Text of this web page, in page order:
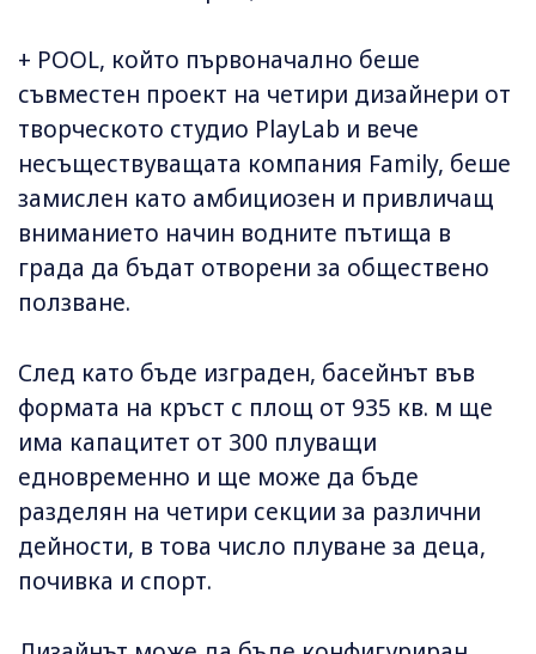
+ POOL, който първоначално беше
съвместен проект на четири дизайнери от
творческото студио PlayLab и вече
несъществуващата компания Family, беше
замислен като амбициозен и привличащ
вниманието начин водните пътища в
града да бъдат отворени за обществено
ползване.
След като бъде изграден, басейнът във
формата на кръст с площ от 935 кв. м ще
има капацитет от 300 плуващи
едновременно и ще може да бъде
разделян на четири секции за различни
дейности, в това число плуване за деца,
почивка и спорт.